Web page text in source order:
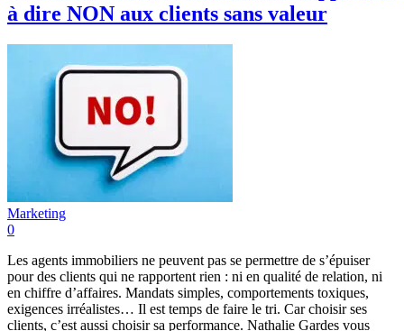
à dire NON aux clients sans valeur
Marketing
0
Les agents immobiliers ne peuvent pas se permettre de s’épuiser
pour des clients qui ne rapportent rien : ni en qualité de relation, ni
en chiffre d’affaires. Mandats simples, comportements toxiques,
exigences irréalistes… Il est temps de faire le tri. Car choisir ses
clients, c’est aussi choisir sa performance. Nathalie Gardes vous